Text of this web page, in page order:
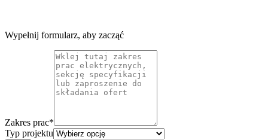
Wypełnij formularz, aby zacząć
Zakres prac*
Typ projektu